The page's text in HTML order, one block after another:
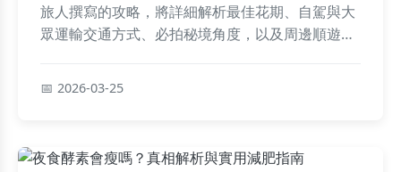
旅人撰寫的攻略，將詳細解析最佳花期、自駕與大
眾運輸交通方式、必拍秘境角度，以及周邊順遊景
2026-03-25